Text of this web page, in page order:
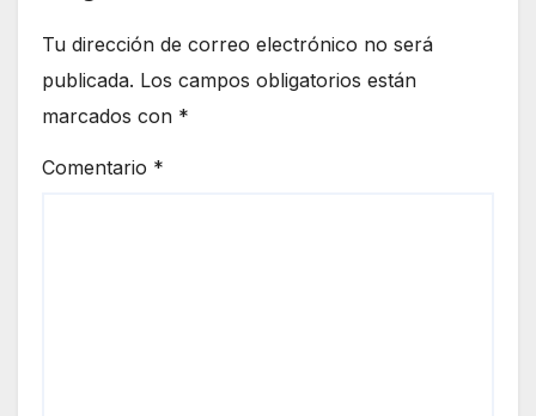
Tu dirección de correo electrónico no será
publicada. Los campos obligatorios están
marcados con *
Comentario *